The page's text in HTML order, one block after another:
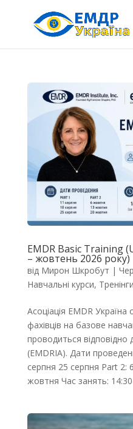
EMDR Basic Training
– жовтень 2026 року)
від Мирон Шкробут |
Навчальні курси, Тренінги
Асоціація EMDR Україна
фахівців на базове
проводиться
(EMDRIA). Дати
серпня 25 серпня Part
жовтня Час занять: